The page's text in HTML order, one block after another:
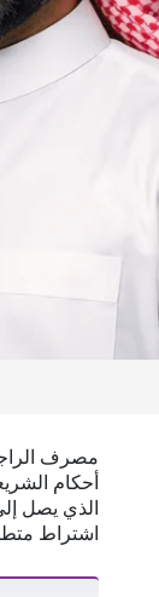
مصرف
أحكام
اشتراط